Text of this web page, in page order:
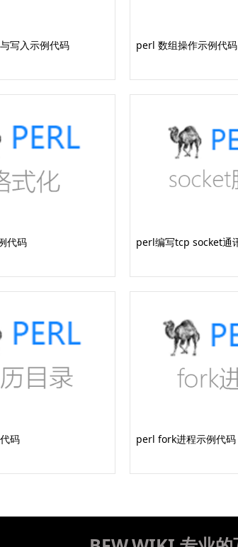
写入示例代码 perl 数组操作示例代码
代码 perl编写tcp socket通
码 perl fork进程示例代码